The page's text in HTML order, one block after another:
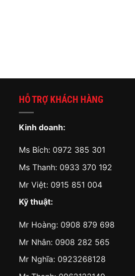
HỖ TRỢ KHÁCH HÀNG
Kinh doanh:
Ms Bích: 0972 385 301
Ms Thanh: 0933 370 192
Mr Việt: 0915 851 004
Kỹ thuật:
Mr Hoàng: 0908 879 698
Mr Nhân: 0908 282 565
Mr Nghĩa: 0923268128